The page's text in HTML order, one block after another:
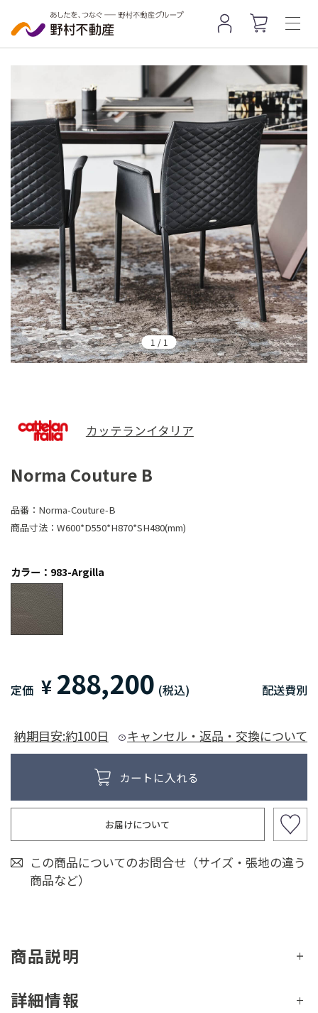
1 / 1
カッテランイタリア
Norma Couture B
品番： Norma-Couture-B
商品寸法： W600*D550*H870*SH480(mm)
カラー：983-Argilla
定価 ¥ 288,200 (税込) 配送費別
納期目安:約100日 キャンセル・返品・交換について
お届けについて
この商品についてのお問合せ（サイズ・張地の違う
商品など）
商品説明
詳細情報